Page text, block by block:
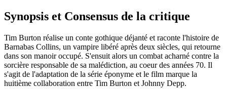
Synopsis et Consensus de la critique
Tim Burton réalise un conte gothique déjanté et raconte l'histoire de
Barnabas Collins, un vampire libéré après deux siècles, qui retourne
dans son manoir occupé. S'ensuit alors un combat acharné contre la
sorcière responsable de sa malédiction, au coeur des années 70. Il
s'agit de l'adaptation de la série éponyme et le film marque la
huitième collaboration entre Tim Burton et Johnny Depp.